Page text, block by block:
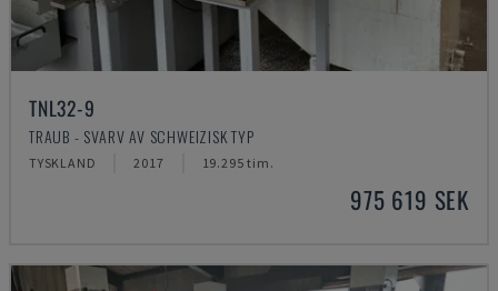
TNL32-9
TRAUB - SVARV AV SCHWEIZISK TYP
TYSKLAND 2017 19.295 tim.
975 619 SEK